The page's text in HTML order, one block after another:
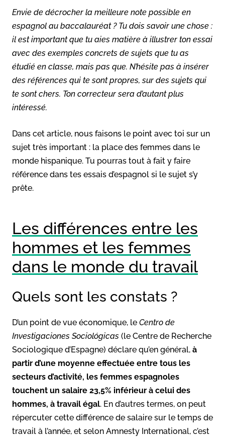
Envie de décrocher la meilleure note possible en
espagnol au baccalauréat ? Tu dois savoir une chose :
il est important que tu aies matière à illustrer ton essai
avec des exemples concrets de sujets que tu as
étudié en classe, mais pas que. N’hésite pas à insérer
des références qui te sont propres, sur des sujets qui
te sont chers. Ton correcteur sera d’autant plus
intéressé.
Dans cet article, nous faisons le point avec toi sur un
sujet très important : la place des femmes dans le
monde hispanique. Tu pourras tout à fait y faire
référence dans tes essais d’espagnol si le sujet s’y
prête.
Les différences entre les
hommes et les femmes
dans le monde du travail
Quels sont les constats ?
D’un point de vue économique, le Centro de
Investigaciones Sociológicas (le Centre de Recherche
Sociologique d’Espagne) déclare qu’en général, à
partir d’une moyenne effectuée entre tous les
secteurs d’activité, les femmes espagnoles
touchent un salaire 23,5% inférieur à celui des
hommes, à travail égal. En d’autres termes, on peut
répercuter cette différence de salaire sur le temps de
travail à l’année, et selon Amnesty International, c’est